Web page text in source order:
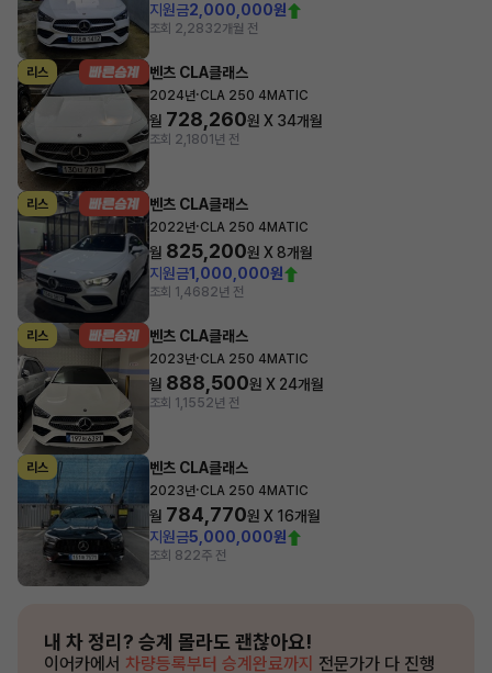
지원금2,000,000원
조회 2,2832개월 전
리스 벤츠 CLA클래스
2024년·CLA 250 4MATIC
월 728,260원 X 34개월
조회 2,1801년 전
리스 벤츠 CLA클래스
2022년·CLA 250 4MATIC
월 825,200원 X8개월
지원금1,000,000원
조회 1,4682년 전
리스 벤츠 CLA클래스
2023년·CLA 250 4MATIC
월 888,500원 X 24개월
조회 1,1552년 전
리스 벤츠 CLA클래스
2023년·CLA 250 4MATIC
월 784,770원 X 16개월
지원금5,000,000원
조회 822주 전
내 차 정리? 승계 몰라도 괜찮아요!
이어카에서 차량등록부터 승계완료까지 전문가가 다 진행